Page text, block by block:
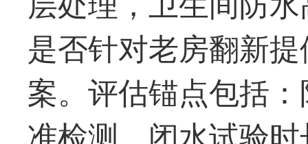
是否针对老房翻新
案。评估锚点包括
准检测、闭水试验